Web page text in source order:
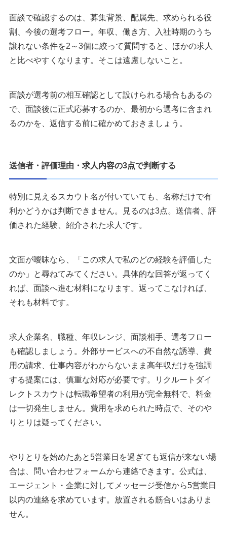
面談で確認するのは、募集背景、配属先、求められる役
割、今後の選考フロー。年収、働き方、入社時期のうち
譲れない条件を2～3個に絞って質問すると、ほかの求人
と比べやすくなります。そこは遠慮しないこと。
面談が選考前の相互確認として設けられる場合もあるの
で、面談後に正式応募するのか、最初から選考に含まれ
るのかを、返信する前に確かめておきましょう。
送信者・評価理由・求人内容の3点で判断する
特別に見えるスカウト名が付いていても、名称だけで有
利かどうかは判断できません。見るのは3点。送信者、評
価された経験、紹介された求人です。
文面が曖昧なら、「この求人で私のどの経験を評価した
のか」と尋ねてみてください。具体的な回答が返ってく
れば、面談へ進む材料になります。返ってこなければ、
それも材料です。
求人企業名、職種、年収レンジ、面談相手、選考フロー
も確認しましょう。外部サービスへの不自然な誘導、費
用の請求、仕事内容がわからないまま高年収だけを強調
する提案には、慎重な対応が必要です。リクルートダイ
レクトスカウトは転職希望者の利用が完全無料で、料金
は一切発生しません。費用を求められた時点で、そのや
りとりは疑ってください。
やりとりを始めたあと5営業日を過ぎても返信が来ない場
合は、問い合わせフォームから連絡できます。公式は、
エージェント・企業に対してメッセージ受信から5営業日
以内の連絡を求めています。放置される筋合いはありま
せん。